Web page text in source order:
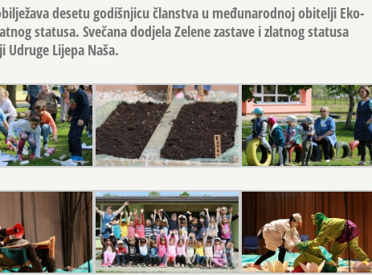
desetu godišnjicu članstva u međunarodnoj obitelji Eko-
statusa. Svečana dodjela Zelene zastave i zlatnog statusa
Udruge Lijepa Naša.